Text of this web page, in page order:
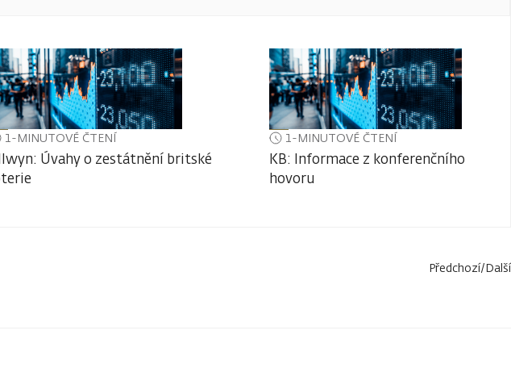
1-MINUTOVÉ ČTENÍ
Úvahy o zestátnění britské
1-MINUTOVÉ ČTENÍ
KB: Informace z konferenčního
hovoru
Předchozí/Další